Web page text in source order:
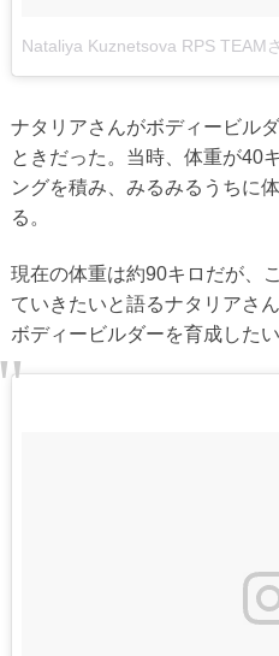
ナタリアさんがボディービル
ときだった。当時、体重が40
ングを積み、みるみるうちに
る。
現在の体重は約90キロだが、
ていきたいと語るナタリアさ
ボディービルダーを育成した